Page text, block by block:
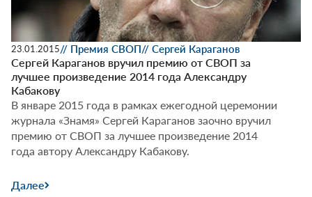
23.01.2015// Премия СВОП// Сергей Караганов
Сергей Караганов вручил премию от СВОП за
лучшее произведение 2014 года Александру
Кабакову
В январе 2015 года в рамках ежегодной церемонии
журнала «Знамя» Сергей Караганов заочно вручил
премию от СВОП за лучшее произведение 2014
года автору Александру Кабакову.
Далее